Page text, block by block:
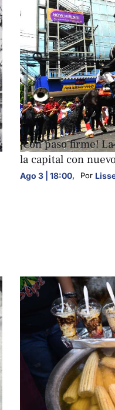
FOTOGALERÍAS
¡Con paso firme!
la capital con
Ago 3 | 18:00, Por